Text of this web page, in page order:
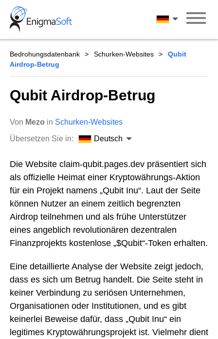
Skip
content
Deutsch
Bedrohungsdatenbank Schurken-Websites
Qubit
Airdrop-Betrug
Qubit Airdrop-Betrug
Von Mezo in Schurken-Websites
Übersetzen Sie in:
Deutsch
Die Website claim-qubit.pages.dev präsentiert sich
als offizielle Heimat einer Kryptowährungs-Aktion
für ein Projekt namens „Qubit Inu“. Laut der Seite
können Nutzer an einem zeitlich begrenzten
Airdrop teilnehmen und als frühe Unterstützer
eines angeblich revolutionären dezentralen
Finanzprojekts kostenlose „$Qubit“-Token erhalten.
Eine detaillierte Analyse der Website zeigt jedoch,
dass es sich um Betrug handelt. Die Seite steht in
keiner Verbindung zu seriösen Unternehmen,
Organisationen oder Institutionen, und es gibt
keinerlei Beweise dafür, dass „Qubit Inu“ ein
legitimes Kryptowährungsprojekt ist. Vielmehr dient